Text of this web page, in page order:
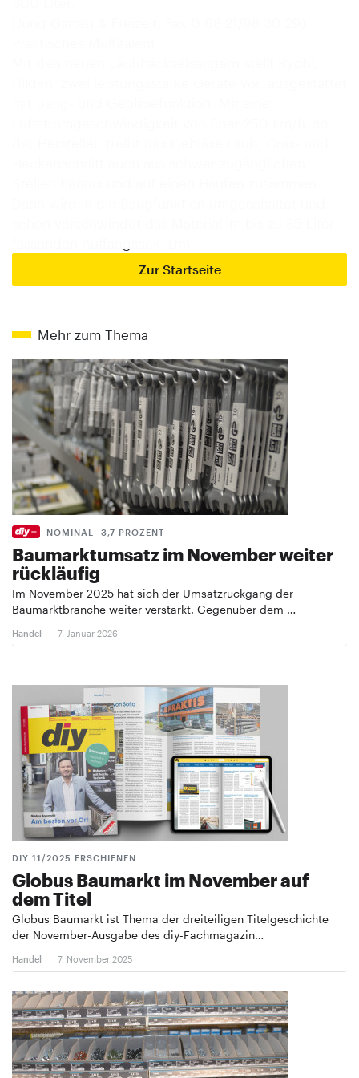
Zur Startseite
Mehr zum Thema
NOMINAL -3,7 PROZENT
Baumarktumsatz im November weiter
rückläufig
Im November 2025 hat sich der Umsatzrückgang der
Baumarktbranche weiter verstärkt. Gegenüber dem …
Handel 7. Januar 2026
DIY 11/2025 ERSCHIENEN
Globus Baumarkt im November auf
dem Titel
Globus Baumarkt ist Thema der dreiteiligen Titelgeschichte
der November-Ausgabe des diy-Fachmagazin…
Handel 7. November 2025